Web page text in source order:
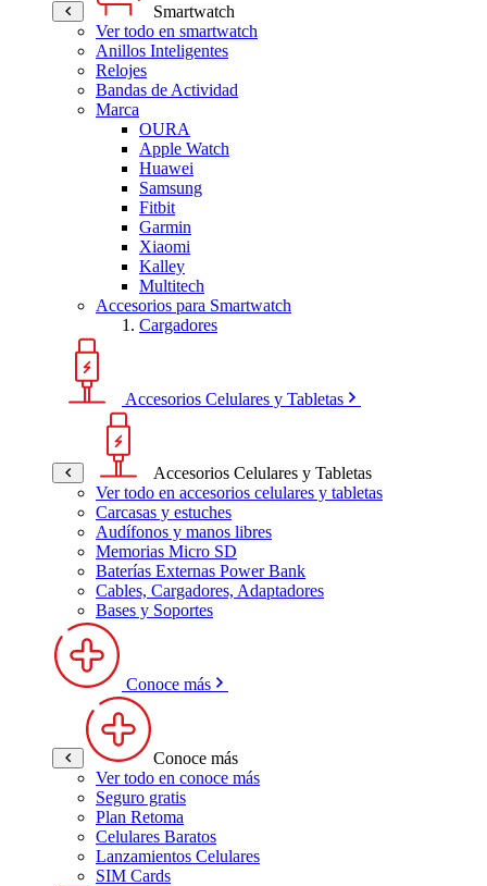
Smartwatch
Ver todo en smartwatch
Anillos Inteligentes
Relojes
Bandas de Actividad
Marca
OURA
Apple Watch
Huawei
Samsung
Fitbit
Garmin
Xiaomi
Kalley
Multitech
Accesorios para Smartwatch
Cargadores
Accesorios Celulares y Tabletas
Accesorios Celulares y Tabletas
Ver todo en accesorios celulares y tabletas
Carcasas y estuches
Audífonos y manos libres
Memorias Micro SD
Baterías Externas Power Bank
Cables, Cargadores, Adaptadores
Bases y Soportes
Conoce más
Conoce más
Ver todo en conoce más
Seguro gratis
Plan Retoma
Celulares Baratos
Lanzamientos Celulares
SIM Cards